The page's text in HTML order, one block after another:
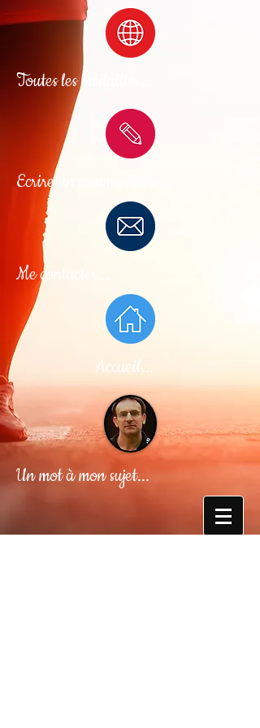
Toutes les médailles...
Ecrire un commentaire...
Me contacter...
Accueil...
Un mot à mon sujet...